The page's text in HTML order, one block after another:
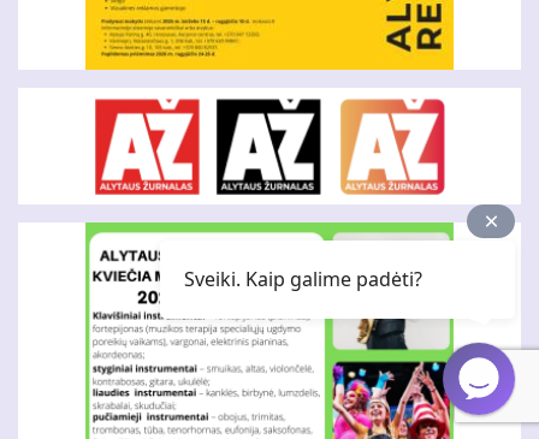
Sveiki. Kaip galime padėti?